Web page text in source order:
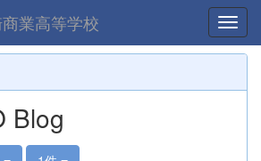
業高等学校
Blog